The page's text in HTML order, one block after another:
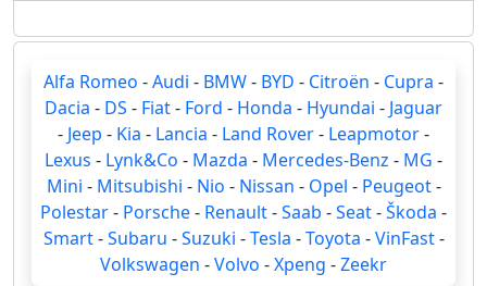
Alfa Romeo -Audi - BMW- BYD - Citroën - Cupra -
Dacia - DS - Fiat- Ford - Honda - Hyundai - Jaguar
- Jeep - Kia - Lancia - Land Rover- Leapmotor-
Lexus - Lynk&Co - Mazda - Mercedes-Benz - MG -
Mini - Mitsubishi - Nio - Nissan - Opel - Peugeot-
Polestar- Porsche- Renault-Saab -Seat-Škoda -
Smart-Subaru -Suzuki -Tesla -Toyota -VinFast-
Volkswagen -Volvo -Xpeng -Zeekr